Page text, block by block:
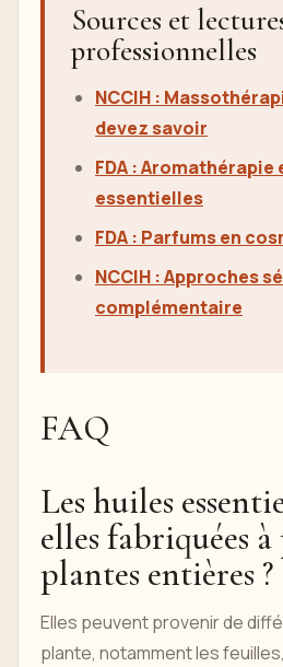
Sources et
professionnelles
NCCIH :
devez savoir
FDA : Aromathérapie
essentielles
FDA : Parfums en
NCCIH : Approches
complémentaire
FAQ
Les huiles
elles fabriquées
plantes entières ?
Elles peuvent provenir de
plante, notamment les